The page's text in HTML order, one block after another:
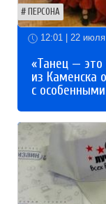
ПЕРСОНА
12:01 | 22 июля
«Танец — это
из Каменска
с